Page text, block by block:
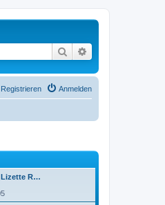
Suche
Anmelden
Registrieren
Lizette R…